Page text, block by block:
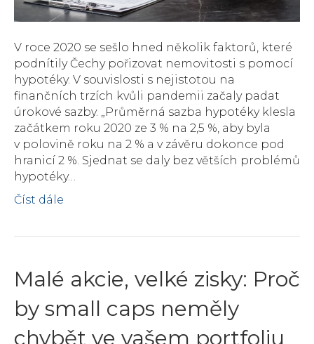
V roce 2020 se sešlo hned několik faktorů, které
podnítily Čechy pořizovat nemovitosti s pomocí
hypotéky. V souvislosti s nejistotou na
finančních trzích kvůli pandemii začaly padat
úrokové sazby. „Průměrná sazba hypotéky klesla
začátkem roku 2020 ze 3 % na 2,5 %, aby byla
v polovině roku na 2 % a v závěru dokonce pod
hranicí 2 %. Sjednat se daly bez větších problémů
hypotéky…
Číst dále
Malé akcie, velké zisky: Proč
by small caps neměly
chybět ve vašem portfoliu